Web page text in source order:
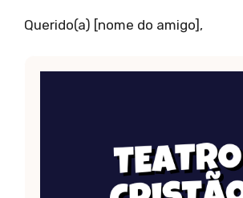
Querido(a) [nome do amigo],